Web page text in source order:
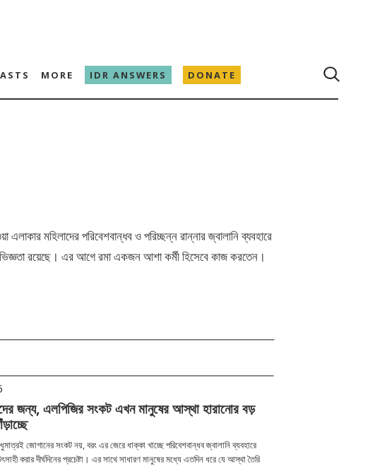
MORE IDR ANSWERS DONATE
এলাকার মহিলাদের পরিবেশবান্ধব ও পরিচ্ছন্ন রান্নার জ্বালানি ব্যবহারে
রয়েছে। এর আগে রমা একজন আশা কর্মী হিসেবে কাজ করতেন।
জন্য, এলপিজির সংকট এখন মানুষের আস্থা হারানোর বড়
জোগানের সংকট নয়, বরং এর জেরে ধাক্কা খাচ্ছে পরিবেশবান্ধব জ্বালানি ব্যবহারে
করার দীর্ঘদিনের প্রচেষ্টা। এর সাথে সাধারণ মানুষের মধ্যে এতদিন ধরে যে আস্থা তৈরি